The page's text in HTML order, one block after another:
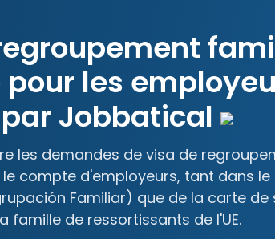
pour les
Jobbatical
les demandes de visa de
le compte d'employeurs, tant dans
Familiar) que de la carte de
famille de ressortissants de l'UE.